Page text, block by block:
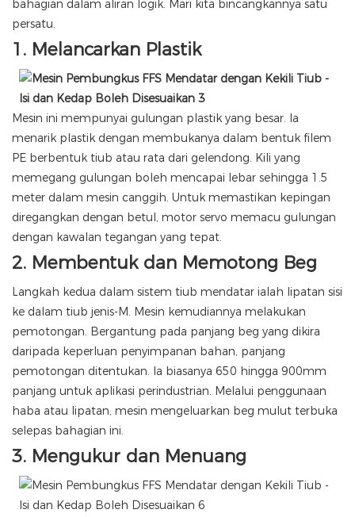
bahagian dalam aliran logik. Mari kita bincangkannya satu
persatu.
1. Melancarkan Plastik
Mesin ini mempunyai gulungan plastik yang besar. Ia
menarik plastik dengan membukanya dalam bentuk filem
PE berbentuk tiub atau rata dari gelendong. Kili yang
memegang gulungan boleh mencapai lebar sehingga 1.5
meter dalam mesin canggih. Untuk memastikan kepingan
diregangkan dengan betul, motor servo memacu gulungan
dengan kawalan tegangan yang tepat.
2. Membentuk dan Memotong Beg
Langkah kedua dalam sistem tiub mendatar ialah lipatan sisi
ke dalam tiub jenis-M. Mesin kemudiannya melakukan
pemotongan. Bergantung pada panjang beg yang dikira
daripada keperluan penyimpanan bahan, panjang
pemotongan ditentukan. Ia biasanya 650 hingga 900mm
panjang untuk aplikasi perindustrian. Melalui penggunaan
haba atau lipatan, mesin mengeluarkan beg mulut terbuka
selepas bahagian ini.
3. Mengukur dan Menuang